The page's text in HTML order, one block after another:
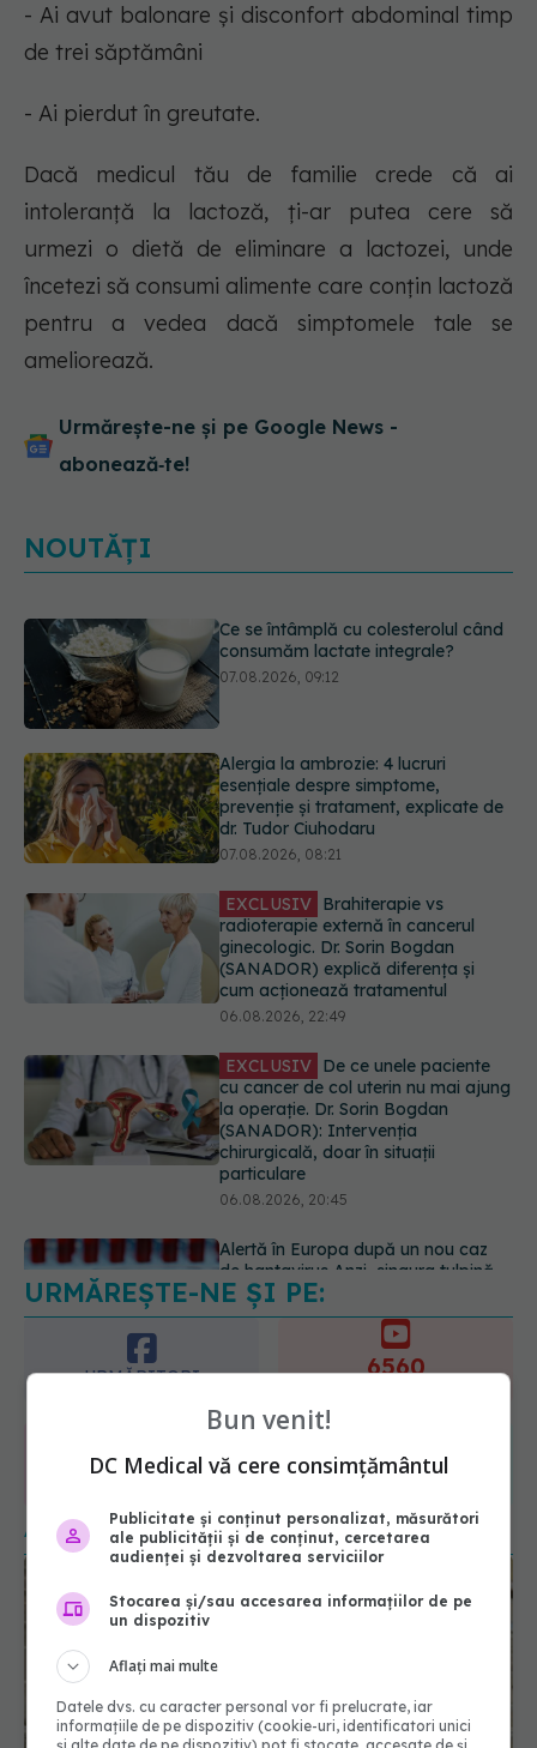
- Ai avut balonare și disconfort abdominal timp
de trei săptămâni
- Ai pierdut în greutate.
Dacă medicul tău de familie crede că ai
intoleranță la lactoză, ți-ar putea cere să
urmezi o dietă de eliminare a lactozei, unde
încetezi să consumi alimente care conțin lactoză
pentru a vedea dacă simptomele tale se
ameliorează.
Urmărește-ne și pe Google News -
abonează‑te!
NOUTĂȚI
Alergia la ambrozie: 4 lucruri
esențiale despre simptome,
prevenție și tratament, explicate de
EXCLUSIV Brahiterapie vs
radioterapie externă în cancerul
ginecologic. Dr. Sorin Bogdan
(SANADOR) explică diferența și
cum acționează tratamentul
EXCLUSIV De ce unele paciente
cu cancer de col uterin nu mai ajung
la operație. Dr. Sorin Bogdan
(SANADOR): Intervenția
chirurgicală, doar în situații
06.08.2026, 20:45
Alertă în Europa după un nou caz
de hantavirus Anzi, singura tulpină
care se transmite de la om la om
06.08.2026, 20:06
Ce se întâmplă cu colesterolul când
consumăm lactate integrale?
07.08.2026, 09:12
URMĂREȘTE-NE ȘI PE:
URMĂRITORI 6560
ABONAȚI
ARTICOLE SIMILARE
Bun venit!
DC Medical vă cere consimțământul
Publicitate și conținut personalizat, măsurători
ale publicității și de conținut, cercetarea
audienței și dezvoltarea serviciilor
Stocarea și/sau accesarea informațiilor de pe
un dispozitiv
Aflați mai multe
Datele dvs. cu caracter personal vor fi prelucrate, iar
informațiile de pe dispozitiv (cookie-uri, identificatori unici